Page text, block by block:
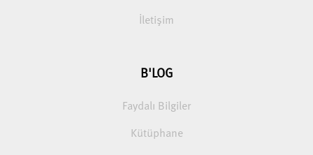
İletişim
B'LOG
Faydalı Bilgiler
Kütüphane